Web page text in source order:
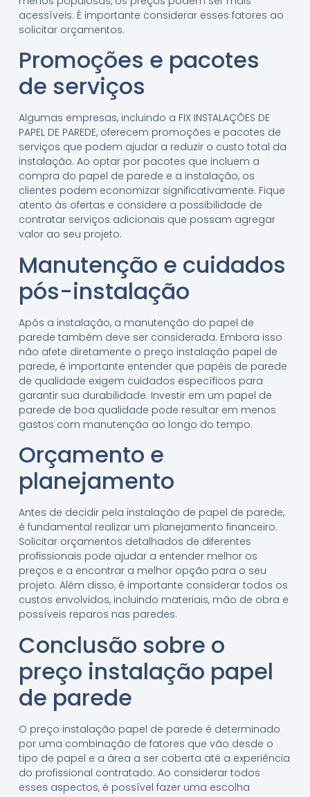
acessíveis. É importante considerar esses fatores ao
solicitar orçamentos.
Promoções e pacotes
de serviços
Algumas empresas, incluindo a FIX INSTALAÇÕES DE
PAPEL DE PAREDE, oferecem promoções e pacotes de
serviços que podem ajudar a reduzir o custo total da
instalação. Ao optar por pacotes que incluem a
compra do papel de parede e a instalação, os
clientes podem economizar significativamente. Fique
atento às ofertas e considere a possibilidade de
contratar serviços adicionais que possam agregar
valor ao seu projeto.
Manutenção e cuidados
pós-instalação
Após a instalação, a manutenção do papel de
parede também deve ser considerada. Embora isso
não afete diretamente o preço instalação papel de
parede, é importante entender que papéis de parede
de qualidade exigem cuidados específicos para
garantir sua durabilidade. Investir em um papel de
parede de boa qualidade pode resultar em menos
gastos com manutenção ao longo do tempo.
Orçamento e
planejamento
Antes de decidir pela instalação de papel de parede,
é fundamental realizar um planejamento financeiro.
Solicitar orçamentos detalhados de diferentes
profissionais pode ajudar a entender melhor os
preços e a encontrar a melhor opção para o seu
projeto. Além disso, é importante considerar todos os
custos envolvidos, incluindo materiais, mão de obra e
possíveis reparos nas paredes.
Conclusão sobre o
preço instalação papel
de parede
O preço instalação papel de parede é determinado
por uma combinação de fatores que vão desde o
tipo de papel e a área a ser coberta até a experiência
do profissional contratado. Ao considerar todos
esses aspectos, é possível fazer uma escolha